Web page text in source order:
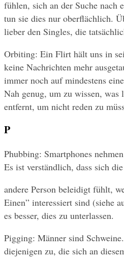
fühlen, sich an der Suche nach
tun sie dies nur oberflächlich.
lieber den Singles, die
Orbiting: Ein Flirt hält uns in
keine Nachrichten mehr
immer noch auf mindestens
Nah genug, um zu wissen, was
entfernt, um nicht reden zu
P
Phubbing: Smartphones
Es ist verständlich, dass sich die
andere Person beleidigt fühlt,
Einen” interessiert sind (siehe
es besser, dies zu unterlassen.
Pigging: Männer sind
diejenigen zu, die sich an